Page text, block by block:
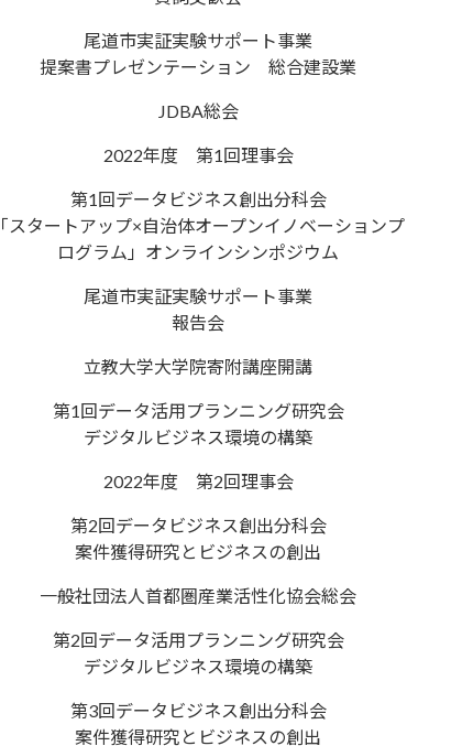
尾道市実証実験サポート事業
提案書プレゼンテーション 総合建設業
JDBA総会
2022年度 第1回理事会
第1回データビジネス創出分科会
「スタートアップ×自治体オープンイノベーションプ
ログラム」オンラインシンポジウム
尾道市実証実験サポート事業
報告会
立教大学大学院寄附講座開講
第1回データ活用プランニング研究会
デジタルビジネス環境の構築
2022年度 第2回理事会
第2回データビジネス創出分科会
案件獲得研究とビジネスの創出
一般社団法人首都圏産業活性化協会総会
第2回データ活用プランニング研究会
デジタルビジネス環境の構築
第3回データビジネス創出分科会
案件獲得研究とビジネスの創出